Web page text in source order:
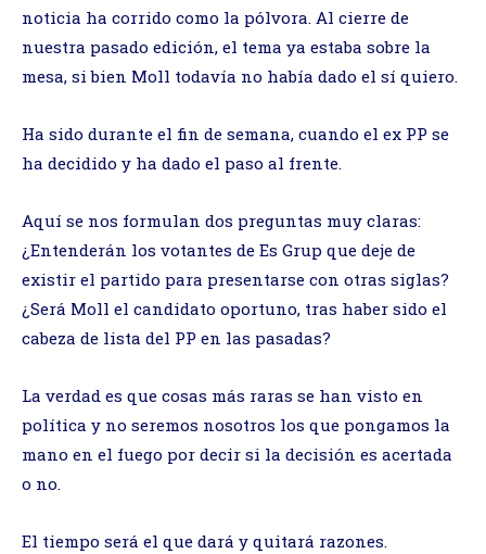
noticia ha corrido como la pólvora. Al cierre de
nuestra pasado edición, el tema ya estaba sobre la
mesa, si bien Moll todavía no había dado el sí quiero.
Ha sido durante el fin de semana, cuando el ex PP se
ha decidido y ha dado el paso al frente.
Aquí se nos formulan dos preguntas muy claras:
¿Entenderán los votantes de Es Grup que deje de
existir el partido para presentarse con otras siglas?
¿Será Moll el candidato oportuno, tras haber sido el
cabeza de lista del PP en las pasadas?
La verdad es que cosas más raras se han visto en
política y no seremos nosotros los que pongamos la
mano en el fuego por decir si la decisión es acertada
o no.
El tiempo será el que dará y quitará razones.